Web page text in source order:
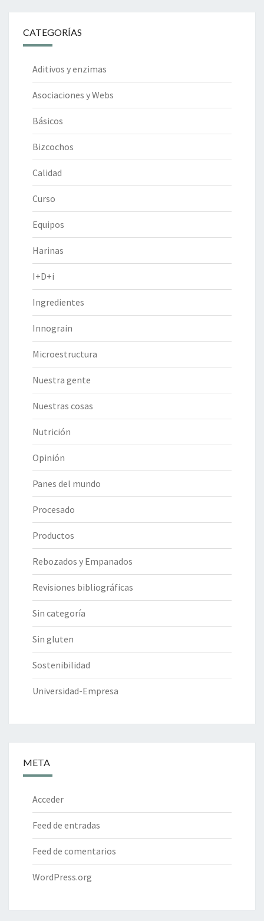
CATEGORÍAS
Aditivos y enzimas
Asociaciones y Webs
Básicos
Bizcochos
Calidad
Curso
Equipos
Harinas
I+D+i
Ingredientes
Innograin
Microestructura
Nuestra gente
Nuestras cosas
Nutrición
Opinión
Panes del mundo
Procesado
Productos
Rebozados y Empanados
Revisiones bibliográficas
Sin categoría
Sin gluten
Sostenibilidad
Universidad-Empresa
META
Acceder
Feed de entradas
Feed de comentarios
WordPress.org